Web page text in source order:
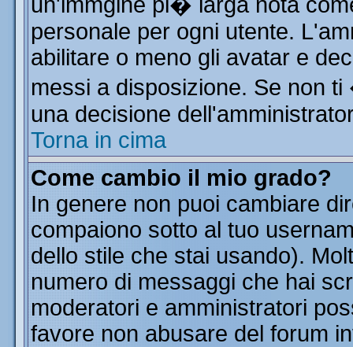
personale per ogni utente.
abilitare o meno gli avatar e
messi a disposizione. Se non
una decisione
Torna in cima
Come cambio il mio grado?
In genere non puoi cambiare
compaiono sotto al tuo
dello stile che stai usando).
numero di messaggi che hai
moderatori e amministratori
favore non abusare del forum